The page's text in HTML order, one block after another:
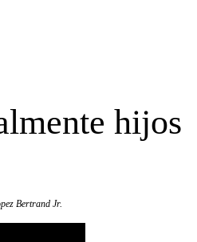
hijos
Bertrand Jr.